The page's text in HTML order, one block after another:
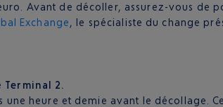
Avant de décoller, assurez-vous de
Exchange, le spécialiste du change
Terminal 2.
heure et demie avant le décollage.